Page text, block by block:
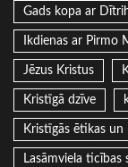
Gads kopa ar
Ikdienas ar Pirmo
Jēzus Kristus
Kristīgā dzīve
Kristīgās ētikas un
Lasāmviela ticības